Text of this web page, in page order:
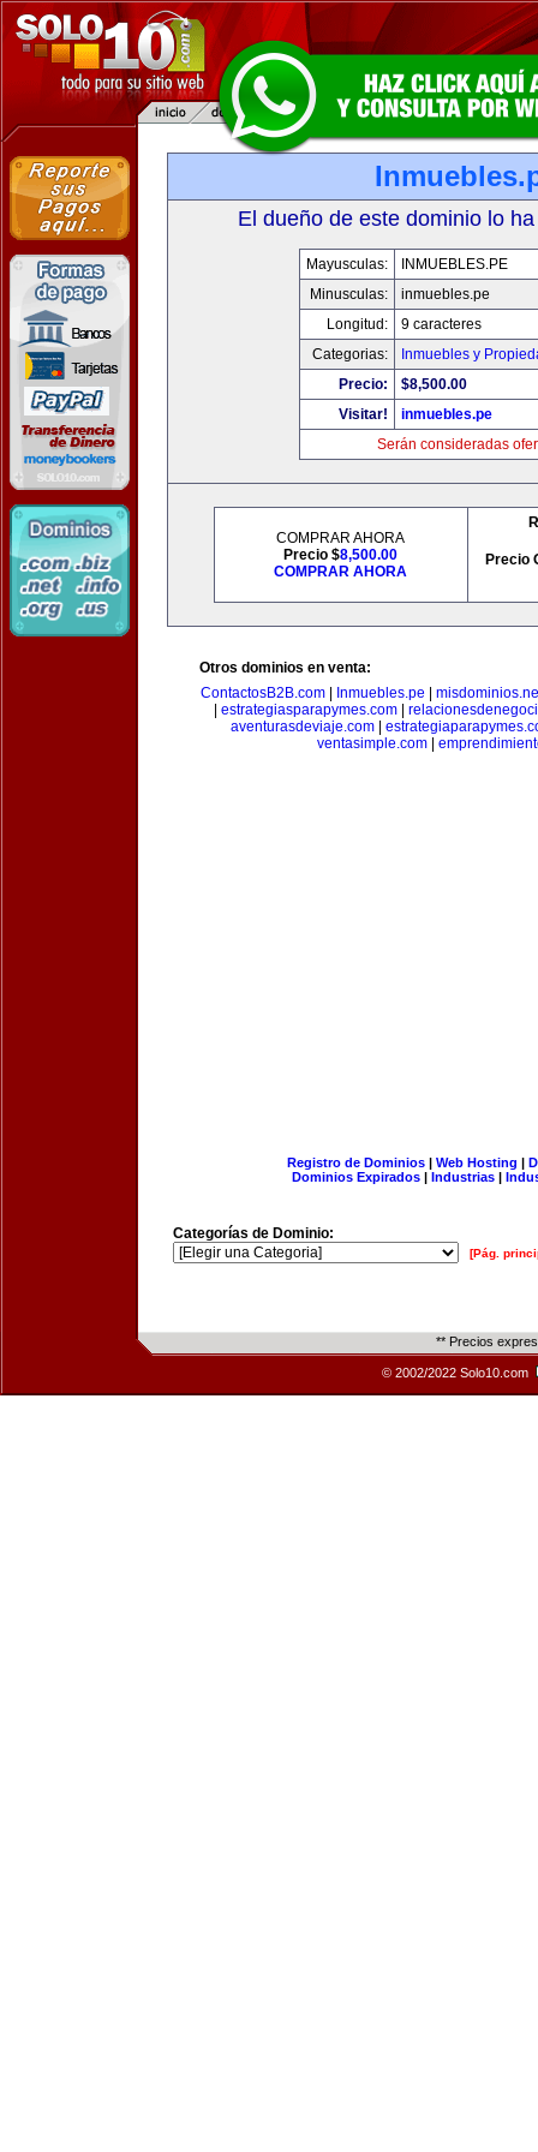
El dueño de este dominio lo
Mayusculas:
INMUEBLES.PE
Minusculas:
inmuebles.pe
Longitud:
9 caracteres
Categorias:
Inmuebles y
Precio:
$8,500.00
Visitar!
inmuebles.pe
Serán consideradas
COMPRAR AHORA
Precio $8,500.00
COMPRAR AHORA
Precio
Otros dominios en venta:
ContactosB2B.com
Inmuebles.pe
estrategiasparapymes.com
aventurasdeviaje.com|
ventasimple.com|
Registro de Dominios| Web Hosting |
Dominios Expirados | Industrias |
Categorías de Dominio:
[Pág.
** Precios
© 2002/2022 Solo10.com